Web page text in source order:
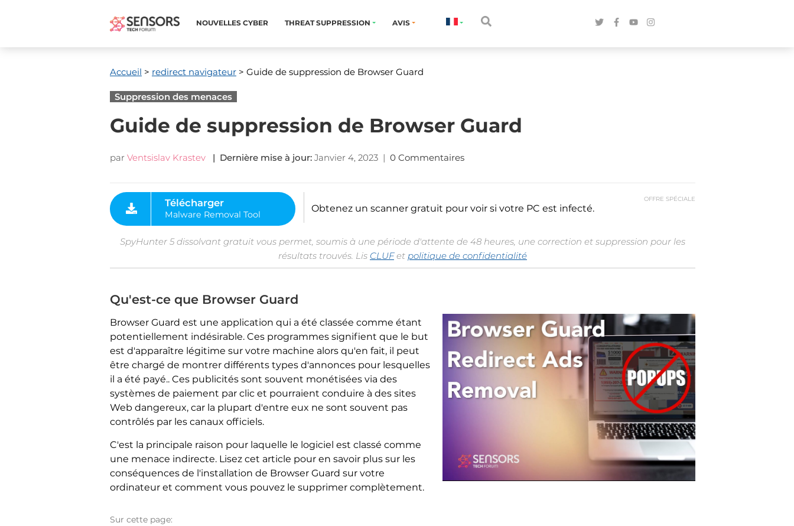
NOUVELLES CYBER THREAT SUPPRESSION AVIS
Accueil > redirect navigateur > Guide de suppression de Browser Guard
Suppression des menaces
Guide de suppression de Browser Guard
par Ventsislav Krastev | Dernière mise à jour: Janvier 4, 2023 | 0 Commentaires
OFFRE SPÉCIALE
Malware Removal Tool
Obtenez un scanner gratuit pour voir si votre PC est infecté.
SpyHunter 5 dissolvant gratuit vous permet, soumis à une période d'attente de 48 heures, une correction et suppression pour les
résultats trouvés. Lis CLUFet politique de confidentialité
Qu'est-ce que Browser Guard
Browser Guard est une application qui a été classée comme étant
potentiellement indésirable. Ces programmes signifient que le but
est d'apparaître légitime sur votre machine alors qu'en fait, il peut
être chargé de montrer différents types d'annonces pour lesquelles
il a été payé.. Ces publicités sont souvent monétisées via des
systèmes de paiement par clic et pourraient conduire à des sites
Web dangereux, car la plupart d'entre eux ne sont souvent pas
contrôlés par les canaux officiels.
C'est la principale raison pour laquelle le logiciel est classé comme
une menace indirecte. Lisez cet article pour en savoir plus sur les
conséquences de l'installation de Browser Guard sur votre
ordinateur et comment vous pouvez le supprimer complètement.
Sur cette page: